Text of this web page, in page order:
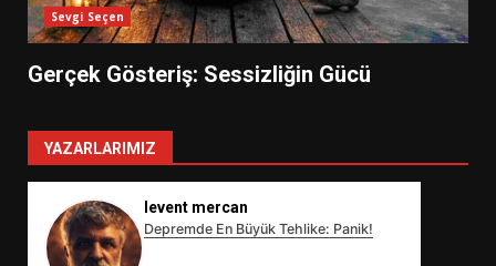
Sevgi Seçen
Gerçek Gösteriş: Sessizliğin Gücü
YAZARLARIMIZ
levent mercan
Depremde En Büyük Tehlike: Panik!